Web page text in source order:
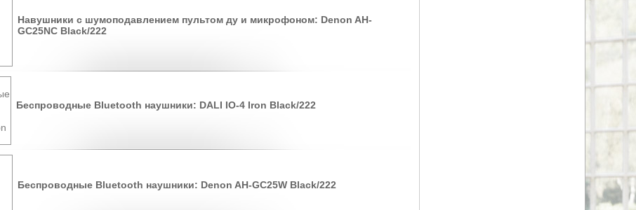
Навушники с шумоподавлением пультом ду и микрофоном: Denon AH-
GC25NC Black/222
Беспроводные Bluetooth наушники: DALI IO-4 Iron Black/222
Беспроводные Bluetooth наушники: Denon AH-GC25W Black/222